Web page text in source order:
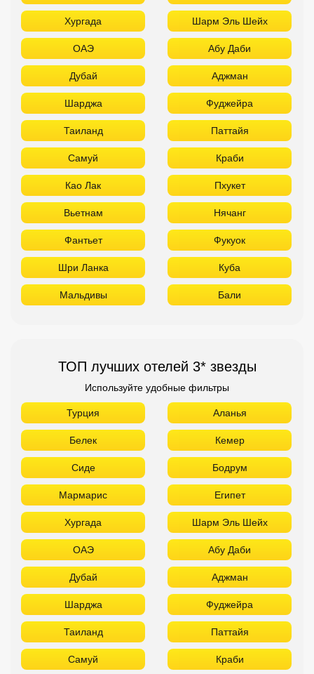
Хургада Шарм Эль Шейх
ОАЭ Абу Даби
Дубай Аджман
Шарджа Фуджейра
Таиланд Паттайя
Самуй Краби
Као Лак Пхукет
Вьетнам Нячанг
Фантьет Фукуок
Шри Ланка Куба
Мальдивы Бали
ТОП лучших отелей 3* звезды
Используйте удобные фильтры
Турция Аланья
Белек Кемер
Сиде Бодрум
Мармарис Египет
Хургада Шарм Эль Шейх
ОАЭ Абу Даби
Дубай Аджман
Шарджа Фуджейра
Таиланд Паттайя
Самуй Краби